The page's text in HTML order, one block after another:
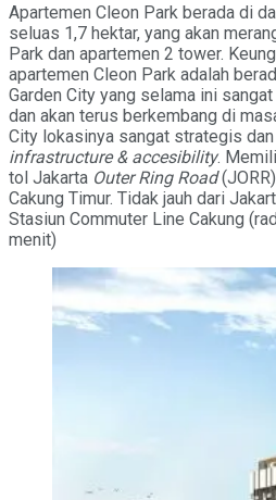
Apartemen Cleon Park berada di
seluas 1,7 hektar, yang akan
Park dan apartemen 2 tower.
apartemen Cleon Park adalah
Garden City yang selama ini
dan akan terus berkembang di
City lokasinya sangat strategis
infrastructure & accesibility.
tol Jakarta Outer Ring Road
Cakung Timur. Tidak jauh dari
Stasiun Commuter Line Cakung
menit)